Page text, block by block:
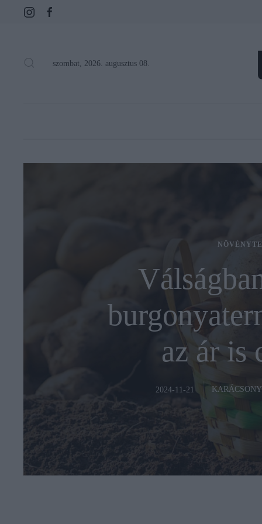
szombat, 2026. augusztus 08.
az ár is
2024-11-21